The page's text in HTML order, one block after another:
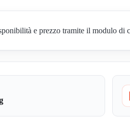
e prezzo tramite il modulo di